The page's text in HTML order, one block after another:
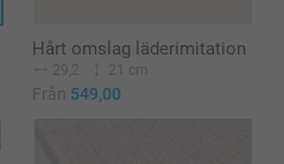
Hårt omslag läderimitation
29,2 21 cm
Från 549,00